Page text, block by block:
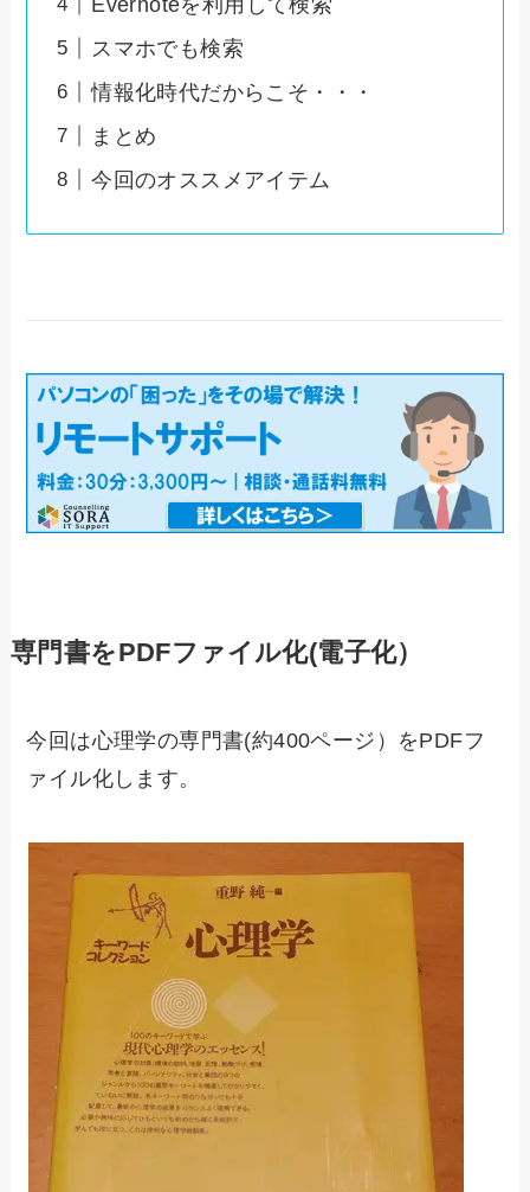
スマホでも検索
情報化時代だからこそ・・・
まとめ
今回のオススメアイテム
専門書をPDFファイル化(電子化）
今回は心理学の専門書(約400ページ）をPDFフ
ァイル化します。